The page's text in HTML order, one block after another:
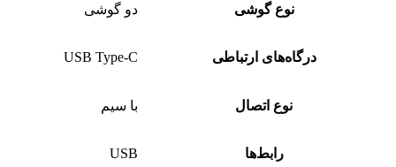
نوع گوشی دو گوشی
درگاه‌های ارتباطی USB Type-C
نوع اتصال با سیم
رابط‌ها USB